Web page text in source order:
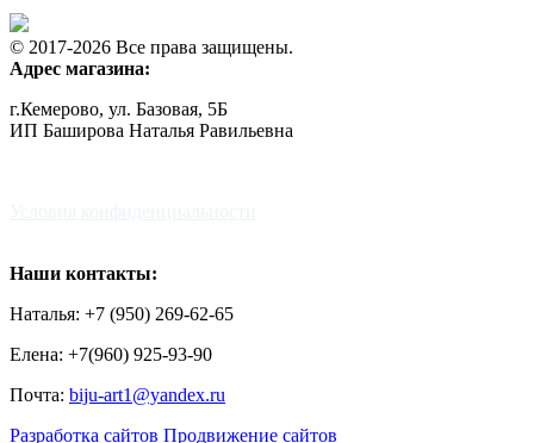
© 2017-2026 Все права защищены.
Адрес магазина:
г.Кемерово, ул. Базовая, 5Б
ИП Баширова Наталья Равильевна
Наши контакты:
Наталья: +7 (950) 269-62-65
Елена: +7(960) 925-93-90
Почта: biju-art1@yandex.ru
Разработка сайтов Продвижение сайтов